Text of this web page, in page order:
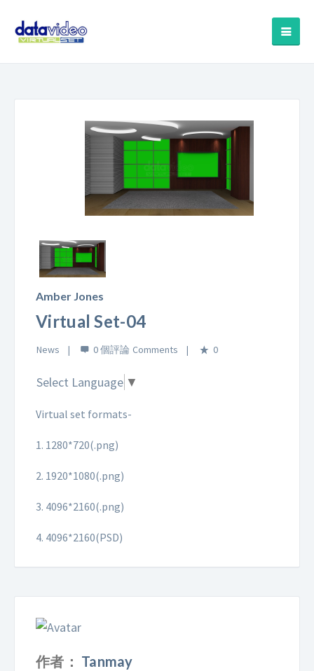
Amber Jones
Virtual Set-04
News 0 個評論 0
Select Language ▼
Virtual set formats-
1. 1280*720(.png)
2. 1920*1080(.png)
3. 4096*2160(.png)
4. 4096*2160(PSD)
作者： Tanmay